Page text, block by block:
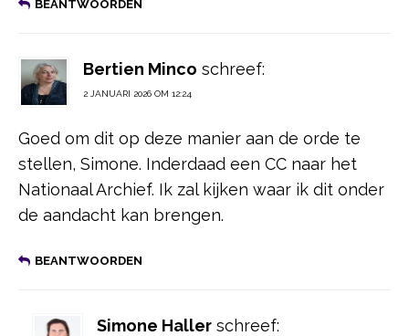
BEANTWOORDEN
Bertien Minco schreef:
2 JANUARI 2026 OM 12:24
Goed om dit op deze manier aan de orde te
stellen, Simone. Inderdaad een CC naar het
Nationaal Archief. Ik zal kijken waar ik dit onder
de aandacht kan brengen.
BEANTWOORDEN
Simone Haller schreef: